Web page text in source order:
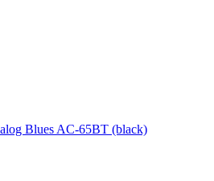
Blues AC-65BT (black)